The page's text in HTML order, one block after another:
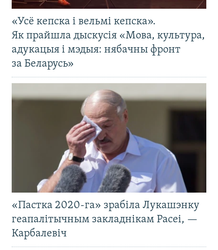
«Усё кепска і вельмі кепска».
Як прайшла дыскусія «Мова, культура,
адукацыя і мэдыя: нябачны фронт
за Беларусь»
«Пастка 2020-га» зрабіла Лукашэнку
геапалітычным закладнікам Расеі, —
Карбалевіч